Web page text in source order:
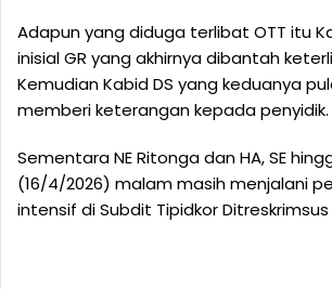
Adapun yang diduga terlibat OTT itu
inisial GR yang akhirnya dibantah
Kemudian Kabid DS yang keduanya
memberi keterangan kepada penyidik.
Sementara NE Ritonga dan HA, SE
(16/4/2026) malam masih menjalani
intensif di Subdit Tipidkor